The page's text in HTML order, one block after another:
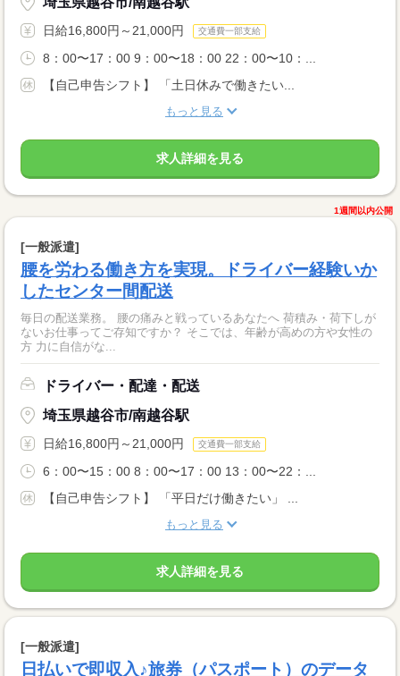
日給16,800円～21,000円 交通費一部支給
8：00〜17：00 9：00〜18：00 22：00〜10：...
【自己申告シフト】 「土日休みで働きたい...
もっと見る
求人詳細を見る
1週間以内公開
[一般派遣]
腰を労わる働き方を実現。ドライバー経験いか
したセンター間配送
毎日の配送業務。 腰の痛みと戦っているあなたへ 荷積み・荷下しが
ないお仕事ってご存知ですか？ そこでは、年齢が高めの方や女性の
方 力に自信がな...
ドライバー・配達・配送
埼玉県越谷市/南越谷駅
日給16,800円～21,000円 交通費一部支給
6：00〜15：00 8：00〜17：00 13：00〜22：...
【自己申告シフト】 「平日だけ働きたい」 ...
もっと見る
求人詳細を見る
[一般派遣]
日払いで即収入♪旅券（パスポート）のデータ